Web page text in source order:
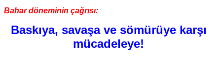
Bahar döneminin çağrısı:
Baskıya, savaşa ve sömürüye karşı
mücadeleye!